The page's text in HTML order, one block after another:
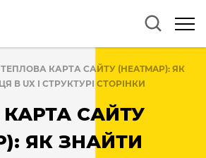
ТЕПЛОВА КАРТА САЙТУ (HEATMAP): ЯК
В UX І СТРУКТУРІ СТОРІНКИ
САЙТУ
ЯК ЗНАЙТИ